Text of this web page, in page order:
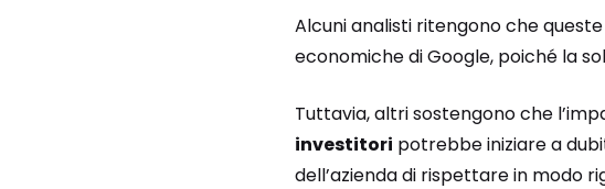
Alcuni analisti ritengono che
economiche di Google, poiché la
Tuttavia, altri sostengono che
investitori potrebbe iniziare a
dell’azienda di rispettare in modo